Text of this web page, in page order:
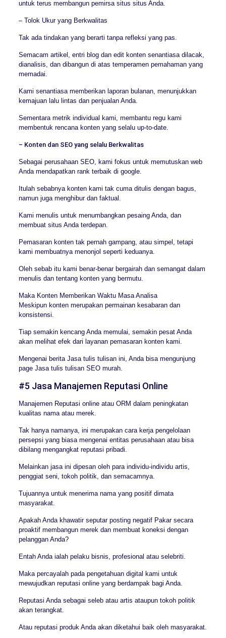
untuk terus membangun pemirsa situs situs Anda.
– Tolok Ukur yang Berkwalitas
Tak ada tindakan yang berarti tanpa refleksi yang pas.
Semacam artikel, entri blog dan edit konten senantiasa dilacak,
dianalisis, dan dibangun di atas temperamen pemahaman yang
memadai.
Kami senantiasa memberikan laporan bulanan, menunjukkan
kemajuan lalu lintas dan penjualan Anda.
Sementara metrik individual kami, membantu regu kami
membentuk rencana konten yang selalu up-to-date.
– Konten dan SEO yang selalu Berkwalitas
Sebagai perusahaan SEO, kami fokus untuk memutuskan web
Anda mendapatkan rank terbaik di google.
Itulah sebabnya konten kami tak cuma ditulis dengan bagus,
namun juga menghibur dan faktual.
Kami menulis untuk menumbangkan pesaing Anda, dan
membuat situs Anda terdepan.
Pemasaran konten tak pernah gampang, atau simpel, tetapi
kami membuatnya menonjol seperti keduanya.
Oleh sebab itu kami benar-benar bergairah dan semangat dalam
menulis dan tentang konten yang bermutu.
Maka Konten Memberikan Waktu Masa Analisa
Meskipun konten merupakan permainan kesabaran dan
konsistensi.
Tiap semakin kencang Anda memulai, semakin pesat Anda
akan melihat efek dari layanan pemasaran konten kami.
Mengenai berita Jasa tulis tulisan ini, Anda bisa mengunjung
page Jasa tulis tulisan SEO murah.
#5 Jasa Manajemen Reputasi Online
Manajemen Reputasi online atau ORM dalam peningkatan
kualitas nama atau merek.
Tak hanya namanya, ini merupakan cara kerja pengelolaan
persepsi yang biasa mengenai entitas perusahaan atau bisa
dibilang mengangkat reputasi pribadi.
Melainkan jasa ini dipesan oleh para individu-individu artis,
penggiat seni, tokoh politik, dan semacamnya.
Tujuannya untuk menerima nama yang positif dimata
masyarakat.
Apakah Anda khawatir seputar posting negatif Pakar secara
proaktif membangun merek dan membuat koneksi dengan
pelanggan Anda?
Entah Anda ialah pelaku bisnis, profesional atau selebriti.
Maka percayalah pada pengetahuan digital kami untuk
mewujudkan reputasi online yang berdampak bagi Anda.
Reputasi Anda sebagai seleb atau artis ataupun tokoh politik
akan terangkat.
Atau reputasi produk Anda akan diketahui baik oleh masyarakat.